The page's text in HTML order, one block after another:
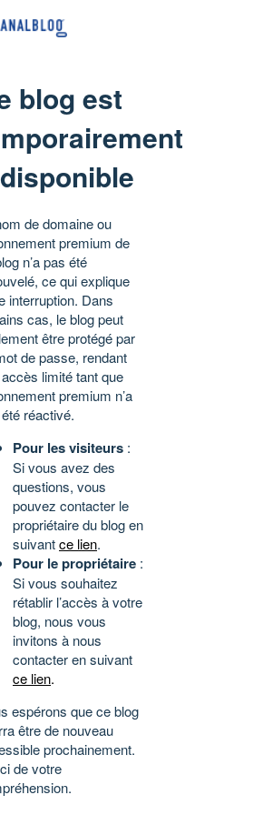
blog est
de domaine ou
premium de
n’a pas été
ce qui explique
interruption. Dans
cas, le blog peut
être protégé par
de passe, rendant
limité tant que
premium n’a
réactivé.
Pour les visiteurs :
Si vous avez des
questions, vous
pouvez contacter le
propriétaire du blog en
suivantce lien.
Pour le propriétaire :
Si vous souhaitez
rétablir l’accès à votre
blog, nous vous
invitons à nous
contacter en suivant
ce lien.
espérons que ce blog
être de nouveau
prochainement.
de votre